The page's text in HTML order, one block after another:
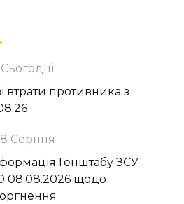
Сьогодні
втрати противника з
8 Серпня
Генштабу ЗСУ
08.08.2026 щодо